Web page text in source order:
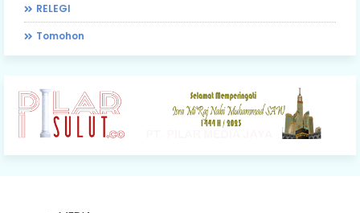
RELEGI
Tomohon